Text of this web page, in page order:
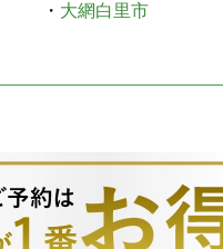
・ 大網白里市